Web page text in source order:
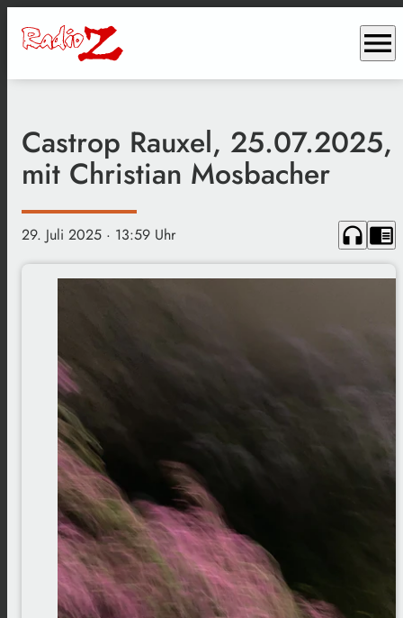
menu
Castrop Rauxel, 25.07.2025,
mit Christian Mosbacher
29. Juli 2025 · 13:59 Uhr headphones chrome_reader_mode